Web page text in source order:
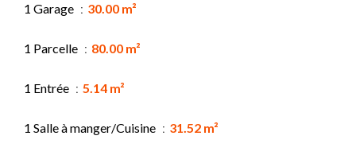
1 Garage 30.00 m²
1 Parcelle 80.00 m²
1 Entrée 5.14 m²
1 Salle à manger/Cuisine 31.52 m²